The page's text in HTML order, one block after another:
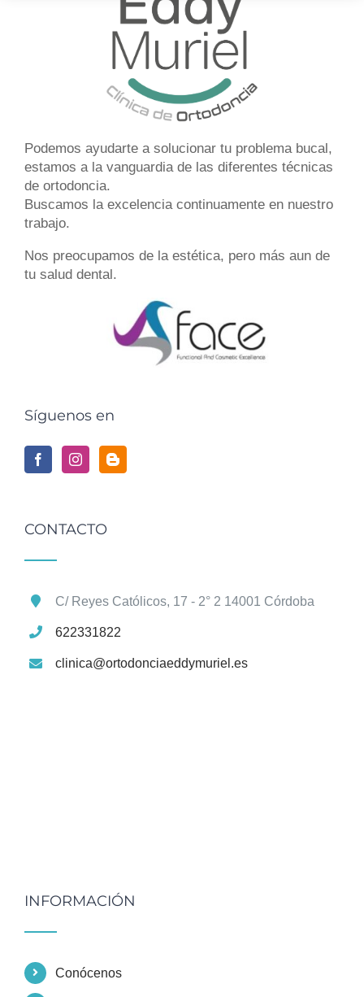
Podemos ayudarte a solucionar tu problema bucal,
estamos a la vanguardia de las diferentes técnicas
de ortodoncia.
Buscamos la excelencia continuamente en nuestro
trabajo.
Nos preocupamos de la estética, pero más aun de
tu salud dental.
Síguenos en
CONTACTO
C/ Reyes Católicos, 17 - 2° 2 14001 Córdoba
622331822
clinica@ortodonciaeddymuriel.es
INFORMACIÓN
Conócenos